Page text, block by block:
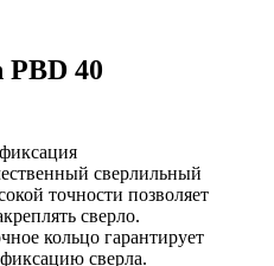
PBD 40
сверлильный
точности позволяет
сверло.
кольцо гарантирует
сверла.